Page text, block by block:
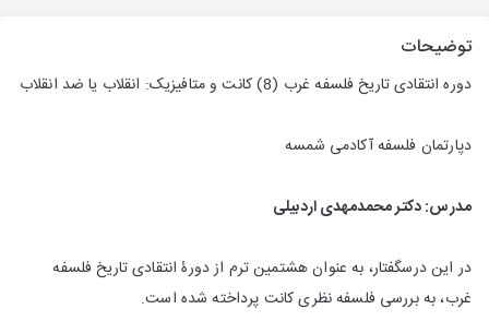
توضیحات
دوره انتقادی تاریخ فلسفه غرب (8) کانت و متافیزیک: انقلاب یا ضد انقلاب
دپارتمان فلسفه آکادمی شمسه
مدرس: دکتر محمدمهدی اردبیلی
در این درسگفتار، به عنوان هشتمین ترم از دورۀ انتقادی تاریخ فلسفه
غرب، به بررسی فلسفه نظری کانت پرداخته شده است.